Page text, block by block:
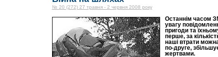
№ 20 (272) 27 травня - 2 червня 2008 року
Останнім часом
увагу
пригоди та
перше, за
наші втрати
по-друге,
жертвами.